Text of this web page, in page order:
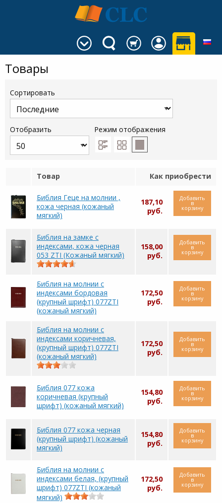
Товары
Сортировать
Отобразить Режим отображения
Товар Как приобрести
Библия Геце на молнии ,
кожа черная (кожаный
мягкий)
187,10
руб.
Добавить
в
корзину
Библия на замке с
индексами, кожа черная
053 ZTI (Кожаный мягкий)
158,00
руб.
Добавить
в
корзину
Библия на молнии с
индексами бордовая
(крупный шрифт) 077ZTI
(кожаный мягкий)
172,50
руб.
Добавить
в
корзину
Библия на молнии с
индексами коричневая,
(крупный шрифт) 077ZTI
(кожаный мягкий)
172,50
руб.
Добавить
в
корзину
Библия 077 кожа
коричневая (крупный
шрифт) (кожаный мягкий)
154,80
руб.
Добавить
в
корзину
Библия 077 кожа черная
(крупный шрифт) (кожаный
мягкий)
154,80
руб.
Добавить
в
корзину
Библия на молнии с
индексами белая, (крупный
шрифт) 077ZTI (кожаный
мягкий)
172,50
руб.
Добавить
в
корзину